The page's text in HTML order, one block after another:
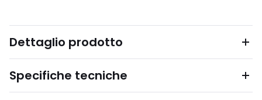
Dettaglio prodotto
Specifiche tecniche